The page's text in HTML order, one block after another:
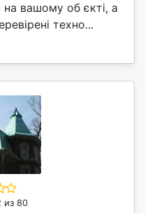
вашому об єкті, а
техно...
из 80